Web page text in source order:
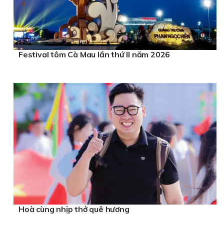
Festival tôm Cà Mau lần thứ II năm 2026
Hoà cùng nhịp thở quê hương